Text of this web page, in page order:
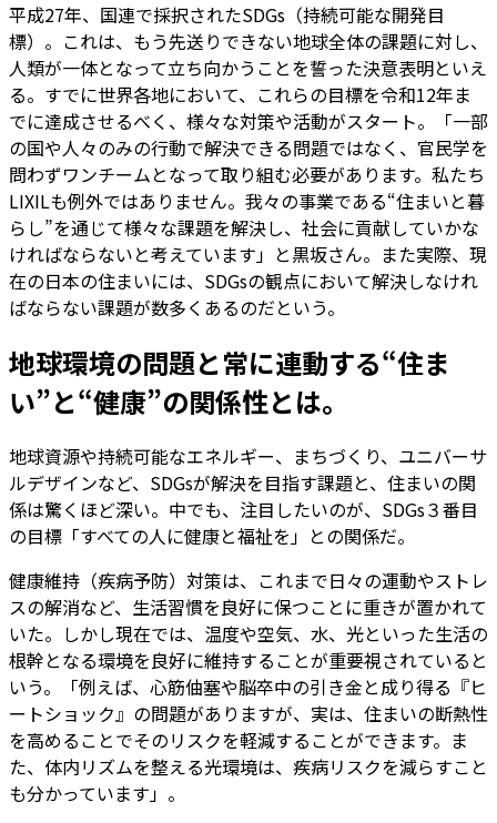
平成27年、国連で採択されたSDGs（持続可能な開発目
標）。これは、もう先送りできない地球全体の課題に対し、
人類が一体となって立ち向かうことを誓った決意表明といえ
る。すでに世界各地において、これらの目標を令和12年ま
でに達成させるべく、様々な対策や活動がスタート。「一部
の国や人々のみの行動で解決できる問題ではなく、官民学を
問わずワンチームとなって取り組む必要があります。私たち
LIXILも例外ではありません。我々の事業である“住まいと暮
らし”を通じて様々な課題を解決し、社会に貢献していかな
ければならないと考えています」と黒坂さん。また実際、現
在の日本の住まいには、SDGsの観点において解決しなけれ
ばならない課題が数多くあるのだという。
地球環境の問題と常に連動する“住ま
い”と“健康”の関係性とは。
地球資源や持続可能なエネルギー、まちづくり、ユニバーサ
ルデザインなど、SDGsが解決を目指す課題と、住まいの関
係は驚くほど深い。中でも、注目したいのが、SDGs３番目
の目標「すべての人に健康と福祉を」との関係だ。
健康維持（疾病予防）対策は、これまで日々の運動やストレ
スの解消など、生活習慣を良好に保つことに重きが置かれて
いた。しかし現在では、温度や空気、水、光といった生活の
根幹となる環境を良好に維持することが重要視されていると
いう。「例えば、心筋伷塞や脳卒中の引き金と成り得る『ヒ
ートショック』の問題がありますが、実は、住まいの断熱性
を高めることでそのリスクを軽減することができます。ま
た、体内リズムを整える光環境は、疾病リスクを減らすこと
も分かっています」。